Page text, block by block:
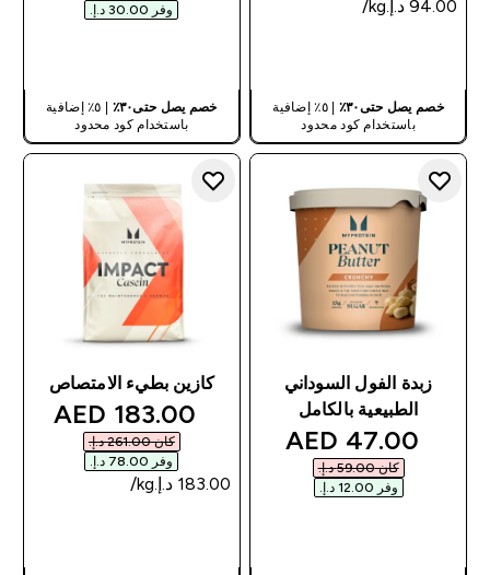
خصم يصل حتى٣٠٪
| ٥٪ إضافية
باستخدام كود محدود
وفر ‏30.00 د.إ.‏‎
خصم يصل حتى٣٠٪
| ٥٪ إضافية
باستخدام كود محدود
زبدة الفول السوداني
الطبيعية بالكامل
discounted price
47.00 AED‎
كان ‏59.00 د.إ.‏‎
وفر ‏12.00 د.إ.‏‎
كازين بطيء الامتصاص
price
183.00 AED‎
كان ‏261.00 د.إ.‏‎
وفر ‏78.00 د.إ.‏‎